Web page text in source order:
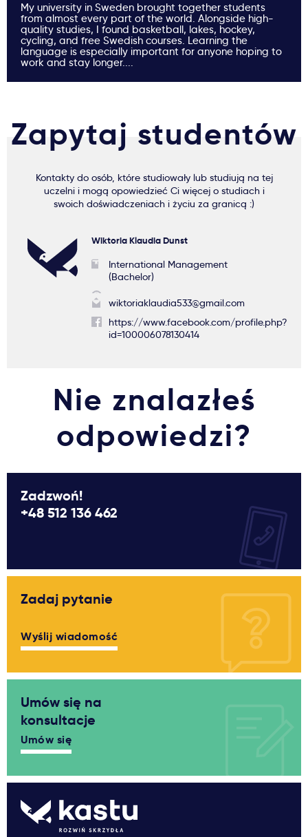
My university in Sweden brought together students
from almost every part of the world. Alongside high-
quality studies, I found basketball, lakes, hockey,
cycling, and free Swedish courses. Learning the
language is especially important for anyone hoping to
work and stay longer....
Zapytaj studentów
Kontakty do osób, które studiowały lub studiują na tej
uczelni i mogą opowiedzieć Ci więcej o studiach i
swoich doświadczeniach i życiu za granicą :)
Wiktoria Klaudia Dunst
International Management
(Bachelor)
wiktoriaklaudia533@gmail.com
https://www.facebook.com/profile.php?
id=100006078130414
Nie znalazłeś
odpowiedzi?
Zadzwoń!
+48 512 136 462
Zadaj pytanie
Wyślij wiadomość
Umów się na
konsultacje
Umów się